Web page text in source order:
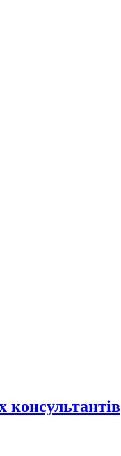
консультантів